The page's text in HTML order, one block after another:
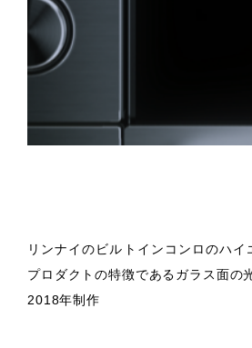
リンナイのビルトインコンロのハ
プロダクトの特徴であるガラス面の
2018年制作